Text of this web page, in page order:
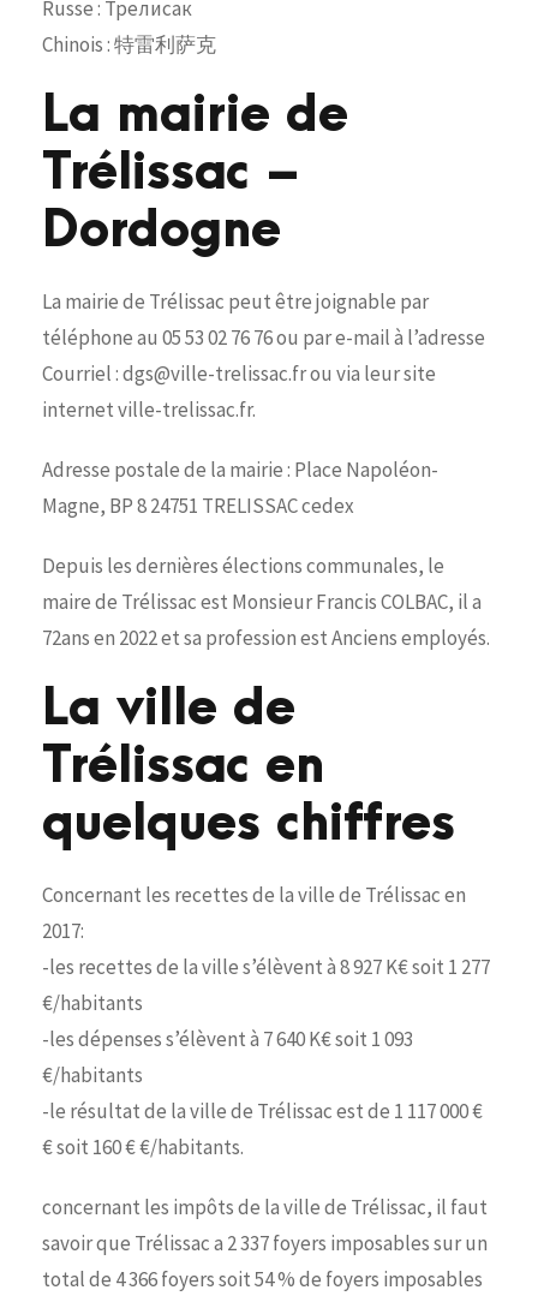
Russe : Трелисак
Chinois : 特雷利萨克
La mairie de
Trélissac –
Dordogne
La mairie de Trélissac peut être joignable par
téléphone au 05 53 02 76 76 ou par e-mail à l’adresse
Courriel : dgs@ville-trelissac.fr ou via leur site
internet ville-trelissac.fr.
Adresse postale de la mairie : Place Napoléon-
Magne, BP 8 24751 TRELISSAC cedex
Depuis les dernières élections communales, le
maire de Trélissac est Monsieur Francis COLBAC, il a
72ans en 2022 et sa profession est Anciens employés.
La ville de
Trélissac en
quelques chiffres
Concernant les recettes de la ville de Trélissac en
2017:
-les recettes de la ville s’élèvent à 8 927 K€ soit 1 277
€/habitants
-les dépenses s’élèvent à 7 640 K€ soit 1 093
€/habitants
-le résultat de la ville de Trélissac est de 1 117 000 €
€ soit 160 € €/habitants.
concernant les impôts de la ville de Trélissac, il faut
savoir que Trélissac a 2 337 foyers imposables sur un
total de 4 366 foyers soit 54 % de foyers imposables